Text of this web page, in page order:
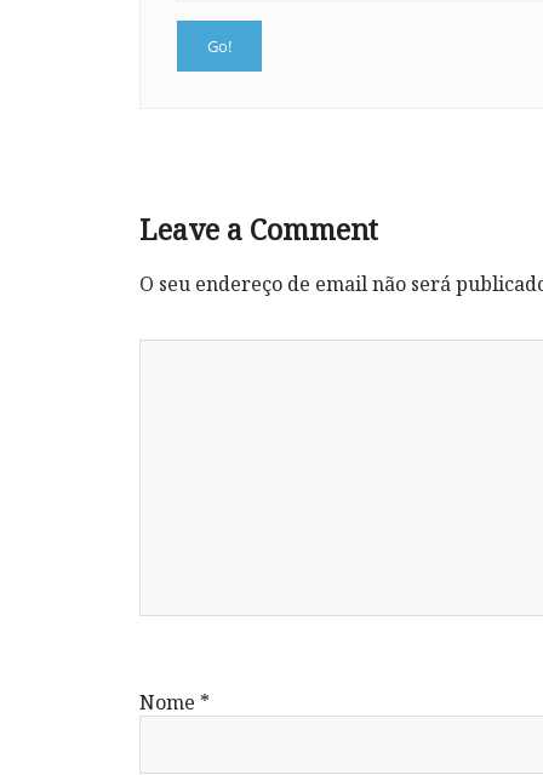
Leave a Comment
O seu endereço de email não será
Nome *